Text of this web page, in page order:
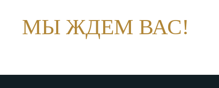
МЫ ЖДЕМ ВАС!